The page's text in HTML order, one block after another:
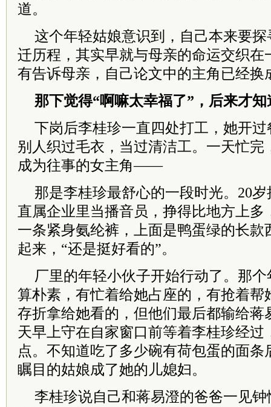
道。
这个年轻姑娘意识到，自己本来要探
迁历程，其实早就与母亲的命运交织在
有告诉母亲，自己论文中的主角已经换
那下觉得“啊嘛太幸福了”，后来才
下岗后李桂珍一直四处打工，她开
别人织过毛衣，当过清洁工。一天忙完
成为往事的女主角——
那是李桂珍最舒心的一段时光。20
直属企业里当播音员，挣得比地方上多
一条紧身氨纶裤，上面是鸭蛋绿的长款
起来，“还是挺好看的”。
厂里的年轻小伙子开始行动了。那
算朴素，有忙着给她占座的，有抢着帮
存折拿给她看的，但他们最后都输给蒋
天早上守在自家窗口前等着李桂珍经过
点。不知道吃了多少碗有荷包蛋的面条
瞩目的姑娘成了她的儿媳妇。
李桂珍说自己和蒋易澄的爸爸一见